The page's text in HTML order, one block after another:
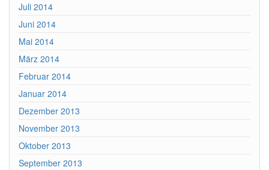
Juli 2014
Juni 2014
Mai 2014
März 2014
Februar 2014
Januar 2014
Dezember 2013
November 2013
Oktober 2013
September 2013